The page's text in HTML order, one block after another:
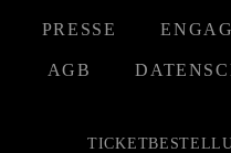
PRESSE
AGB